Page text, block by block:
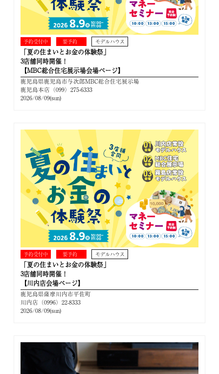
予約受付中 要予約 モデルハウス
「夏の住まいとお金の体験祭」
3店舗同時開催！
【MBC総合住宅展示場会場ページ】
鹿児島県鹿児島市与次郎MBC総合住宅展示場
鹿児島本店（099）275-6333
2026/08/09(sun)
予約受付中 要予約 モデルハウス
「夏の住まいとお金の体験祭」
3店舗同時開催！
【川内店会場ページ】
鹿児島県薩摩川内市平佐町
川内店（0996）22-8333
2026/08/09(sun)